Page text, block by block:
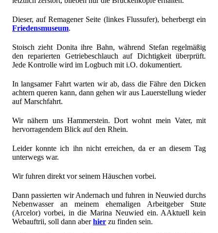
Dieser, auf Remagener Seite (linkes Flussufer), beherbergt ein
Friedensmuseum.
Stoisch zieht Donita ihre Bahn, während Stefan regelmäßig
den reparierten Getriebeschlauch auf Dichtigkeit überprüft.
Jede Kontrolle wird im Logbuch mit i.O. dokumentiert.
In langsamer Fahrt warten wir ab, dass die Fähre den Dicken
achtern queren kann, dann gehen wir aus Lauerstellung wieder
auf Marschfahrt.
Wir nähern uns Hammerstein. Dort wohnt mein Vater, mit
hervorragendem Blick auf den Rhein.
Leider konnte ich ihn nicht erreichen, da er an diesem Tag
unterwegs war.
Wir fuhren direkt vor seinem Häuschen vorbei.
Dann passierten wir Andernach und fuhren in Neuwied durchs
Nebenwasser an meinem ehemaligen Arbeitgeber Stute
(Arcelor) vorbei, in die Marina Neuwied ein. AAktuell kein
Webauftrii, soll dann aberhier zu finden sein.